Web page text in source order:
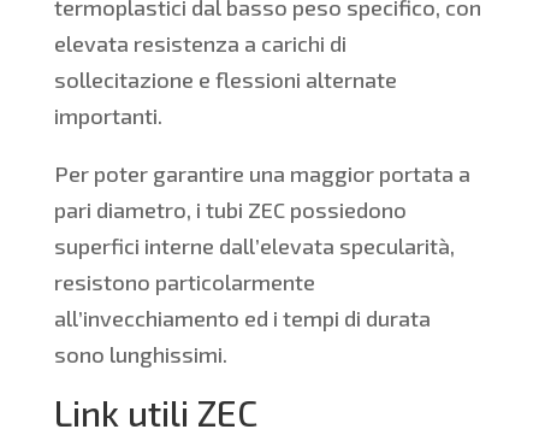
termoplastici dal basso peso specifico, con
elevata resistenza a carichi di
sollecitazione e flessioni alternate
importanti.
Per poter garantire una maggior portata a
pari diametro, i tubi ZEC possiedono
superfici interne dall’elevata specularità,
resistono particolarmente
all’invecchiamento ed i tempi di durata
sono lunghissimi.
Link utili ZEC